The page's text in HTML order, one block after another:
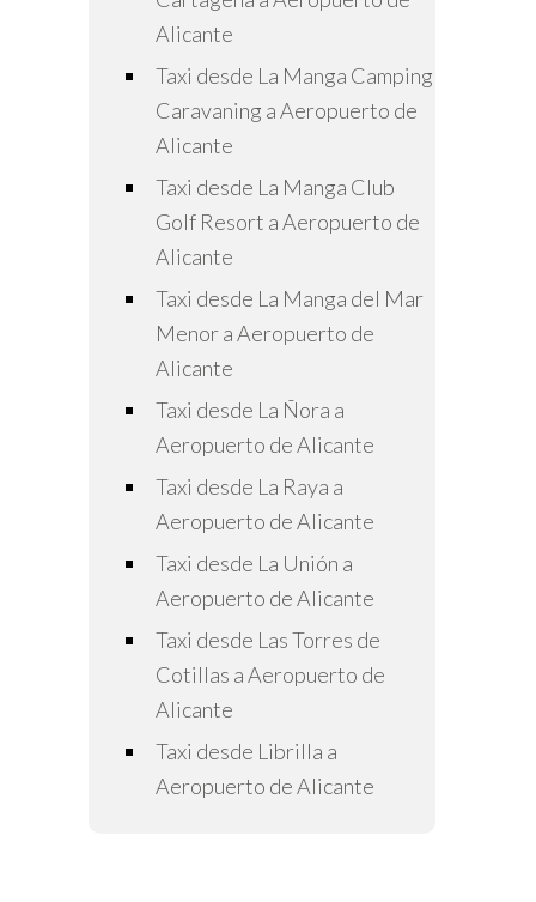
Alicante
Taxi desde La Manga Camping
Caravaning a Aeropuerto de
Alicante
Taxi desde La Manga Club
Golf Resort a Aeropuerto de
Alicante
Taxi desde La Manga del Mar
Menor a Aeropuerto de
Alicante
Taxi desde La Ñora a
Aeropuerto de Alicante
Taxi desde La Raya a
Aeropuerto de Alicante
Taxi desde La Unión a
Aeropuerto de Alicante
Taxi desde Las Torres de
Cotillas a Aeropuerto de
Alicante
Taxi desde Librilla a
Aeropuerto de Alicante